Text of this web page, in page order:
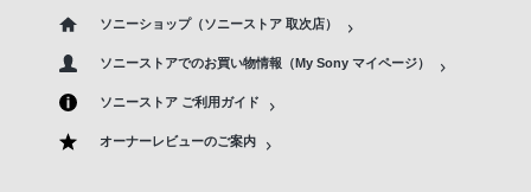
ソニーショップ（ソニーストア 取次店）
ソニーストアでのお買い物情報（My Sony マイページ）
ソニーストア ご利用ガイド
オーナーレビューのご案内